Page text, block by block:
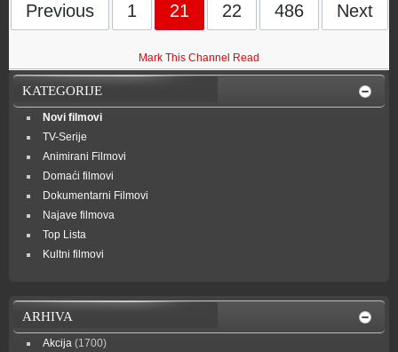
Previous 1 21 22 486 Next
Mark This Channel Read
KATEGORIJE
Novi filmovi
TV-Serije
Animirani Filmovi
Domaći filmovi
Dokumentarni Filmovi
Najave filmova
Top Lista
Kultni filmovi
ARHIVA
Akcija (1700)